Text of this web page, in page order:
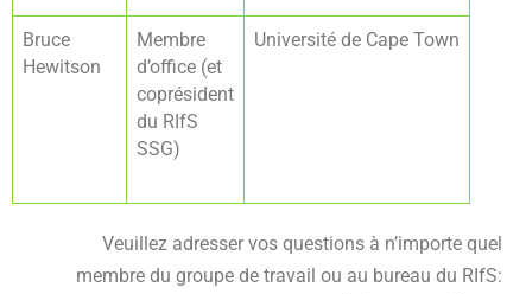
Bruce
Hewitson
Membre
d’office (et
coprésident
du RIfS
SSG)
Université de Cape Town
Veuillez adresser vos questions à n’importe quel
membre du groupe de travail ou au bureau du RIfS: